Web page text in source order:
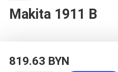
Makita 1911 B
819.63 BYN